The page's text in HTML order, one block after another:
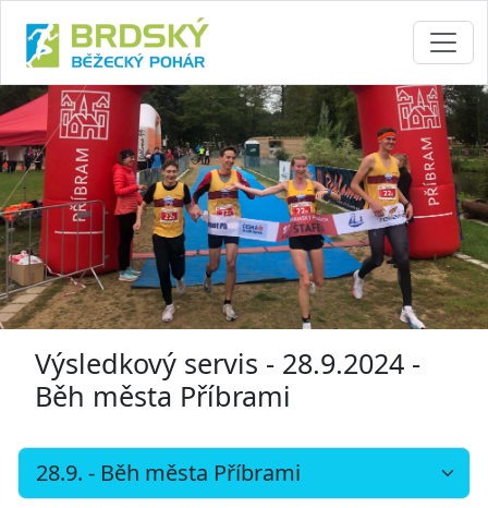
Výsledkový servis - 28.9.2024 -
Běh města Příbrami